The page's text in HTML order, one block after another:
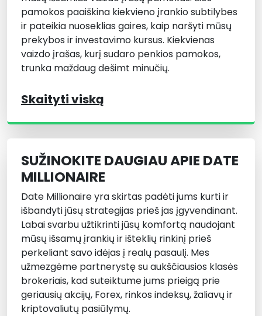
pamokos paaiškina kiekvieno įrankio subtilybes
ir pateikia nuoseklias gaires, kaip naršyti mūsų
prekybos ir investavimo kursus. Kiekvienas
vaizdo įrašas, kurį sudaro penkios pamokos,
trunka maždaug dešimt minučių.
Skaityti viską
SUŽINOKITE DAUGIAU APIE DATE
MILLIONAIRE
Date Millionaire yra skirtas padėti jums kurti ir
išbandyti jūsų strategijas prieš jas įgyvendinant.
Labai svarbu užtikrinti jūsų komfortą naudojant
mūsų išsamų įrankių ir išteklių rinkinį prieš
perkeliant savo idėjas į realų pasaulį. Mes
užmezgėme partnerystę su aukščiausios klasės
brokeriais, kad suteiktume jums prieigą prie
geriausių akcijų, Forex, rinkos indeksų, žaliavų ir
kriptovaliutų pasiūlymų.